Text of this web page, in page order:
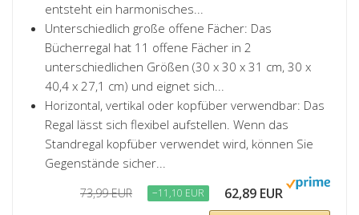
entsteht ein harmonisches...
Unterschiedlich große offene Fächer: Das
Bücherregal hat 11 offene Fächer in 2
unterschiedlichen Größen (30 x 30 x 31 cm, 30 x
40,4 x 27,1 cm) und eignet sich...
Horizontal, vertikal oder kopfüber verwendbar: Das
Regal lässt sich flexibel aufstellen. Wenn das
Standregal kopfüber verwendet wird, können Sie
Gegenstände sicher...
73,99 EUR −11,10 EUR 62,89 EUR